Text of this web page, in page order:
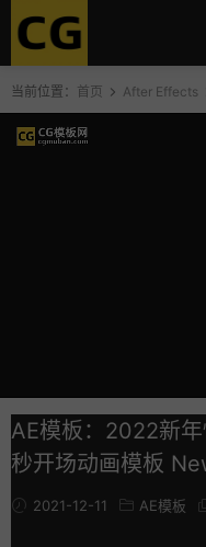
当前位置： 首页 After Effects
AE模板：2022新
秒开场动画模板
2021-12-11 AE模板